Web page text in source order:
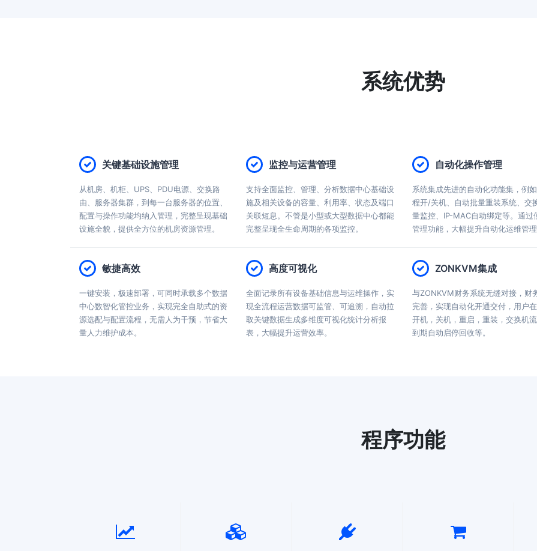
系统优势
关键基础设施管理
从机房、机柜、UPS、PDU电源、交换路
由、服务器集群，到每一台服务器的位置、
配置与操作功能均纳入管理，完整呈现基础
设施全貌，提供全方位的机房资源管理。
监控与运营管理
支持全面监控、管理、分析数据中心基础设
施及相关设备的容量、利用率、状态及端口
关联短息。不管是小型或大型数据中心都能
完整呈现全生命周期的各项监控。
自动化操作管理
系统集成先进的自动化功能集，例
程开/关机、自动批量重装系统、交
量监控、IP-MAC自动绑定等。通过
管理功能，大幅提升自动化运维管
敏捷高效
一键安装，极速部署，可同时承载多个数据
中心数智化管控业务，实现完全自助式的资
源选配与配置流程，无需人为干预，节省大
量人力维护成本。
高度可视化
全面记录所有设备基础信息与运维操作，实
现全流程运营数据可监管、可追溯，自动拉
取关键数据生成多维度可视化统计分析报
表，大幅提升运营效率。
ZONKVM集成
与ZONKVM财务系统无缝对接，财
完善，实现自动化开通交付，用户
开机，关机，重启，重装，交换机流
到期自动启停回收等。
程序功能